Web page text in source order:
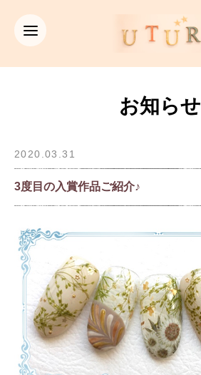
お知らせ
2020.03.31
3度目の入賞作品ご紹介♪